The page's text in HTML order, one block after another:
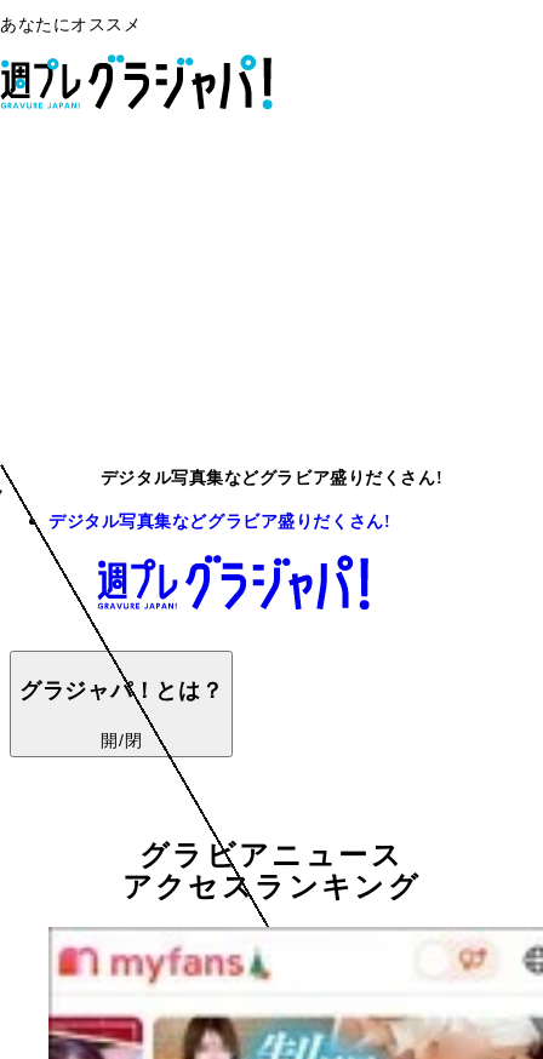
あなたにオススメ
デジタル写真集などグラビア盛りだくさん!
デジタル写真集などグラビア盛りだくさん!
グラジャパ！とは？
開/閉
グラビアニュース
アクセスランキング